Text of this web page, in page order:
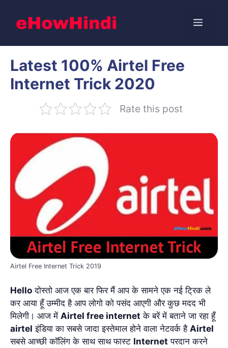
content
Menu
Latest 100% Airtel Free
Internet Trick 2020
Rate this post
Airtel Free Internet Trick 2019
Hello दोस्तो आज एक बार फिर मैं आप के सामने एक नई ट्रिक ले
कर आया हूँ उम्मीद है आप लोगो को पसंद आएगी और कुछ मदद भी
मिलेगी। आज में Airtel free internet के बरें में बताने जा रहा हूँ
airtel इंडिया का सबसे जादा इस्तेमाल होने वाला नेटवर्क है Airtel
सबसे आच्छी कॉलिंग के साथ साथ फास्ट Internet परदान करने